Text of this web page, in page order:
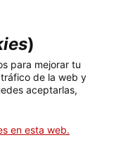
de las empresas
de las empresas
forestal
titularidad
)
para mejorar tu
de la web y
aceptarlas,
en esta web.